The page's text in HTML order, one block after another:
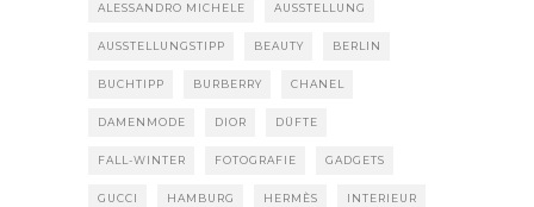
ALESSANDRO MICHELE AUSSTELLUNG
AUSSTELLUNGSTIPP BEAUTY BERLIN
BUCHTIPP BURBERRY CHANEL
DAMENMODE DIOR DÜFTE
FALL-WINTER FOTOGRAFIE GADGETS
GUCCI HAMBURG HERMÈS INTERIEUR